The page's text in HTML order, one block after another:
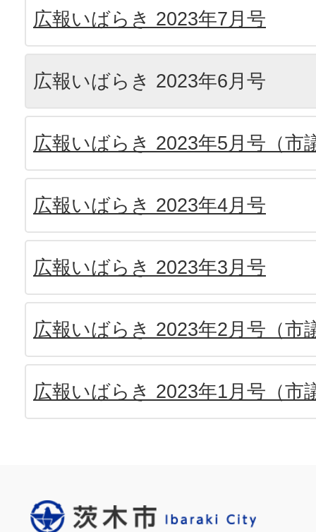
広報いばらき 2023年7月号
広報いばらき 2023年6月号
広報いばらき 2023年5月号（市
広報いばらき 2023年4月号
広報いばらき 2023年3月号
広報いばらき 2023年2月号（市
広報いばらき 2023年1月号（市